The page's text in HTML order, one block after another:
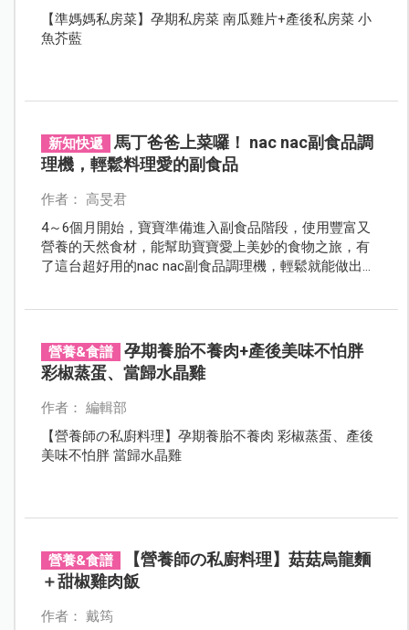
【準媽媽私房菜】孕期私房菜 南瓜雞片+產後私房菜 小
魚芥藍
新知快遞
馬丁爸爸上菜囉！ nac nac副食品調
理機，輕鬆料理愛的副食品
作者： 高旻君
4～6個月開始，寶寶準備進入副食品階段，使用豐富又
營養的天然食材，能幫助寶寶愛上美妙的食物之旅，有
了這台超好用的nac nac副食品調理機，輕鬆就能做出愛
營養&食譜
孕期養胎不養肉+產後美味不怕胖
彩椒蒸蛋、當歸水晶雞
作者： 編輯部
【營養師の私廚料理】孕期養胎不養肉 彩椒蒸蛋、產後
美味不怕胖 當歸水晶雞
營養&食譜
【營養師の私廚料理】菇菇烏龍麵
＋甜椒雞肉飯
作者： 戴筠